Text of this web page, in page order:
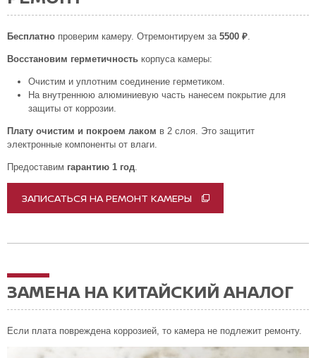
Бесплатно проверим камеру. Отремонтируем за 5500 ₽.
Восстановим герметичность корпуса камеры:
Очистим и уплотним соединение герметиком.
На внутреннюю алюминиевую часть нанесем покрытие для
защиты от коррозии.
Плату очистим и покроем лаком в 2 слоя. Это защитит
электронные компоненты от влаги.
Предоставим гарантию 1 год.
ЗАПИСАТЬСЯ НА РЕМОНТ КАМЕРЫ
ЗАМЕНА НА КИТАЙСКИЙ АНАЛОГ
Если плата повреждена коррозией, то камера не подлежит ремонту.